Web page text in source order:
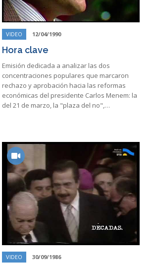
VIDEO 12/04/1990
Hora clave
Emisión dedicada a analizar las dos
concentraciones populares que marcaron
rechazo y aprobación hacia las reformas
económicas del presidente Carlos Menem: la
del 21 de marzo, la "plaza del no",…
VIDEO 30/09/1986